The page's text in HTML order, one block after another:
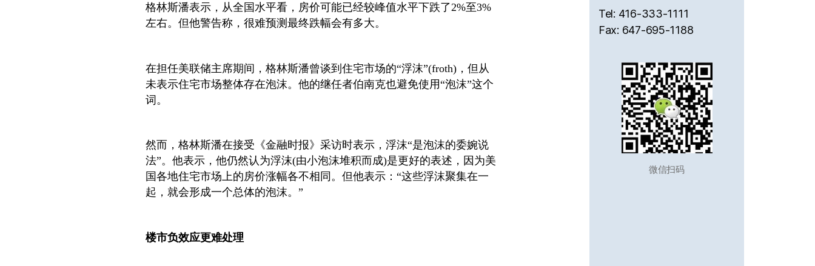
格林斯潘表示，从全国水平看，房价可能已经较峰值水平下跌了2%至3%
左右。但他警告称，很难预测最终跌幅会有多大。
在担任美联储主席期间，格林斯潘曾谈到住宅市场的“浮沫”(froth)，但从
未表示住宅市场整体存在泡沫。他的继任者伯南克也避免使用“泡沫”这个
词。
然而，格林斯潘在接受《金融时报》采访时表示，浮沫“是泡沫的委婉说
法”。他表示，他仍然认为浮沫(由小泡沫堆积而成)是更好的表述，因为美
国各地住宅市场上的房价涨幅各不相同。但他表示：“这些浮沫聚集在一
起，就会形成一个总体的泡沫。”
楼市负效应更难处理
Tel: 416-333-1111
Fax: 647-695-1188
微信扫码